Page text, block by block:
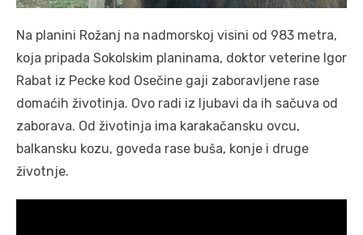
Na planini Rožanj na nadmorskoj visini od 983 metra,
koja pripada Sokolskim planinama, doktor veterine Igor
Rabat iz Pecke kod Osečine gaji zaboravljene rase
domaćih životinja. Ovo radi iz ljubavi da ih sačuva od
zaborava. Od životinja ima karakačansku ovcu,
balkansku kozu, goveda rase buša, konje i druge
životnje.